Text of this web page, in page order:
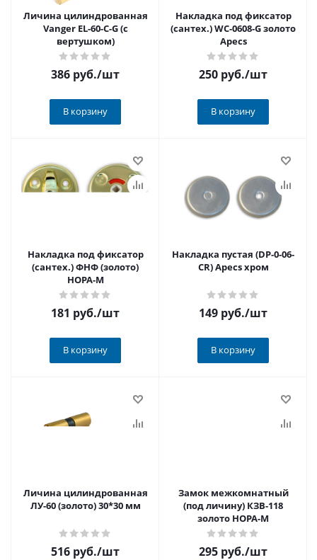
Личина цилиндрованная
Vanger EL-60-С-G (с
вертушком)
386 руб./шт
В корзину
Накладка под фиксатор
(сантех.) WC-0608-G золото
Apecs
250 руб./шт
В корзину
Накладка под фиксатор
(сантех.) ФНФ (золото)
НОРА-М
181 руб./шт
В корзину
Накладка пустая (DP-0-06-
CR) Apecs хром
149 руб./шт
В корзину
Личина цилиндрованная
ЛУ-60 (золото) 30*30 мм
516 руб./шт
Замок межкомнатный
(под личину) КЗВ-118
золото НОРА-М
295 руб./шт